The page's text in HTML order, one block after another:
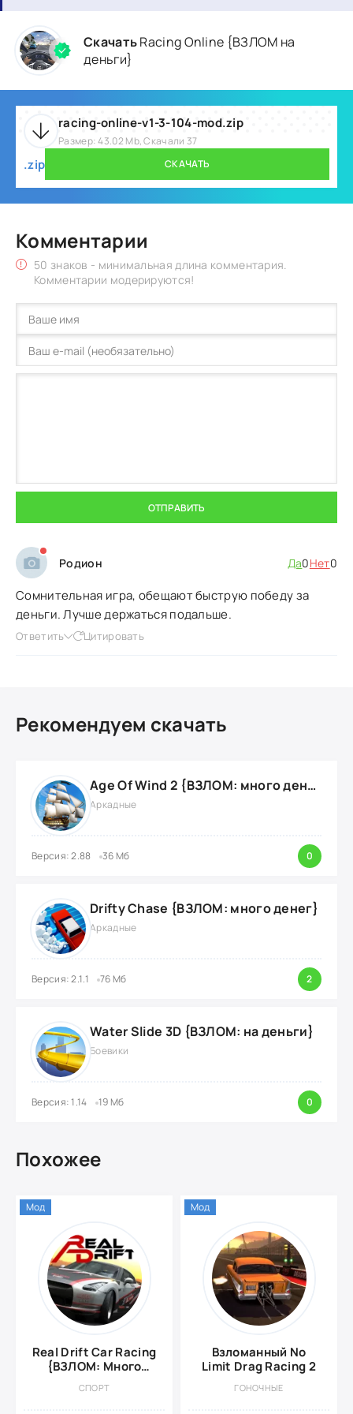
СкачатьRacing Online {ВЗЛОМ на
деньги}
racing-online-v1-3-104-mod.zip
Размер: 43.02 Mb, Скачали 37
.zip СКАЧАТЬ
Комментарии
50 знаков - минимальная длина комментария.
Комментарии модерируются!
ОТПРАВИТЬ
Родион Да0Нет0
Сомнительная игра, обещают быструю победу за
деньги. Лучше держаться подальше.
Ответить Цитировать
Рекомендуем скачать
Age Of Wind 2 {ВЗЛОМ: много денег}
Аркадные
Версия: 2.88 36 Мб 0
Drifty Chase {ВЗЛОМ: много денег}
Аркадные
Версия: 2.1.1 76 Мб 2
Water Slide 3D {ВЗЛОМ: на деньги}
Боевики
Версия: 1.14 19 Мб 0
Похожее
Real Drift Car Racing
{ВЗЛОМ: Много
СПОРТ
Мод
Взломанный No
Limit Drag Racing 2
ГОНОЧНЫЕ
Мод